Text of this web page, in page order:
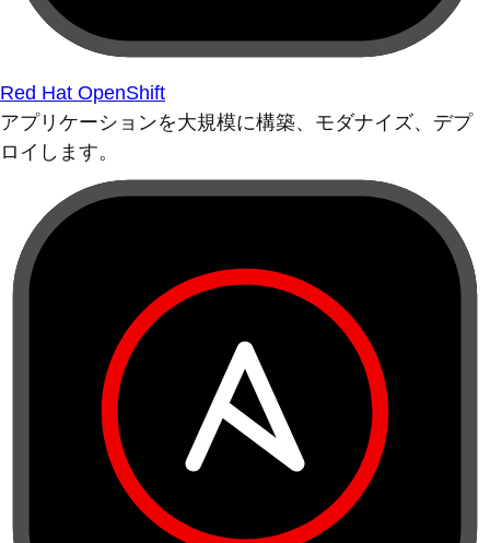
Red Hat OpenShift
アプリケーションを大規模に構築、モダナイズ、デプ
ロイします。